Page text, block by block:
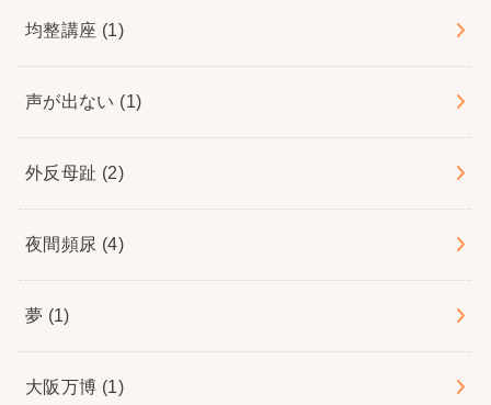
均整講座 (1)
声が出ない (1)
外反母趾 (2)
夜間頻尿 (4)
夢 (1)
大阪万博 (1)